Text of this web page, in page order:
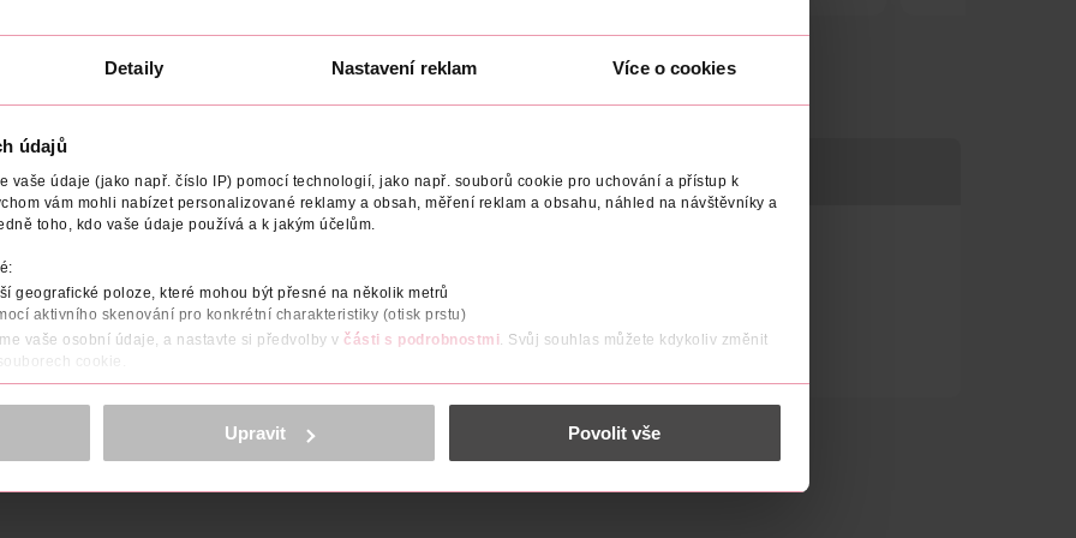
Detaily Nastavení reklam Více o cookies
údajů
vaše údaje (jako např. číslo IP) pomocí technologií, jako např. souborů cookie pro uchování a přístup k
vám mohli nabízet personalizované reklamy a obsah, měření reklam a obsahu, náhled na návštěvníky a
toho, kdo vaše údaje používá a k jakým účelům.
geografické poloze, které mohou být přesné na několik metrů
aktivního skenování pro konkrétní charakteristiky (otisk prstu)
vaše osobní údaje, a nastavte si předvolby v části s podrobnostmi . Svůj souhlas můžete kdykoliv změnit
cookie.
a reklam, funkcí sociálních médií, analýze návštěvnosti, které mohou nést osobní údaje.
osobních údajů.
<
Upravit Povolit vše
DODAVATELE ADRESA VÝROBCE/DODAVATELE VÝROBCE/DODAVATEL
v oblíbeném matném provedení.
nohou, velice měkké na dotek.